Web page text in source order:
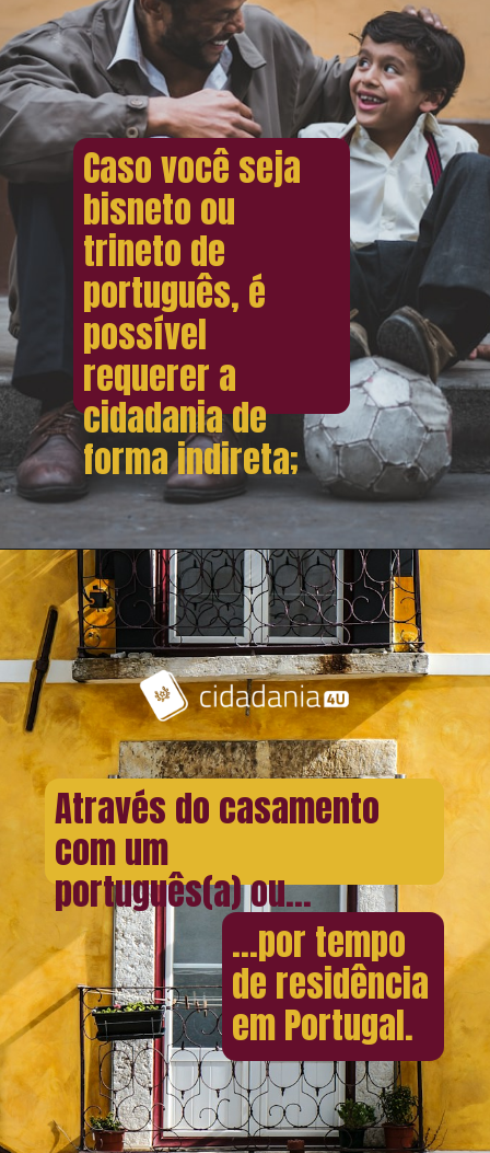
Caso você seja
bisneto ou
trineto de
português, é
possível
requerer a
cidadania de
forma indireta;
Através do casamento
com um
português(a) ou...
...por tempo
de residência
em Portugal.